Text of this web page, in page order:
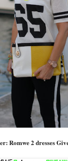
Romwe 2 dresses